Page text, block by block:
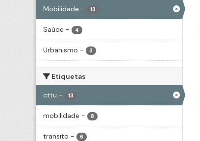
Mobilidade - 13
Saúde - 4
Urbanismo - 3
Etiquetas
cttu - 13
mobilidade - 8
transito - 6